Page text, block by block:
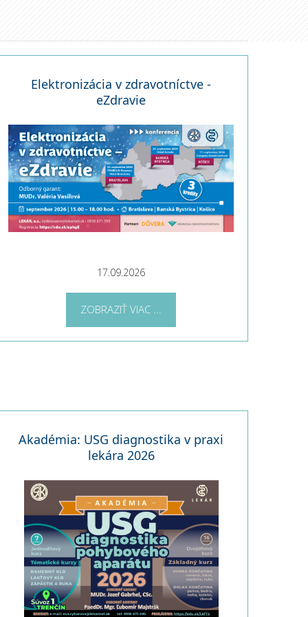
Elektronizácia v zdravotníctve -
eZdravie
17.09.2026
ZOBRAZIŤ VIAC ...
Akadémia: USG diagnostika v praxi
lekára 2026